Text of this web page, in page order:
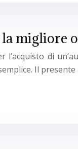
migliore
l’acquisto di
Il